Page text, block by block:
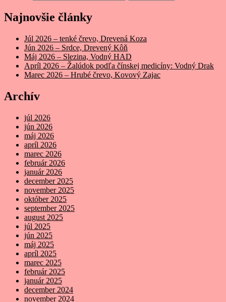
Najnovšie články
Júl 2026 – tenké črevo, Drevená Koza
Jún 2026 – Srdce, Drevený Kôň
Máj 2026 – Slezina, Vodný HAD
Apríl 2026 – Žalúdok podľa čínskej medicíny: Vodný Drak
Marec 2026 – Hrubé črevo, Kovový Zajac
Archív
júl 2026
jún 2026
máj 2026
apríl 2026
marec 2026
február 2026
január 2026
december 2025
november 2025
október 2025
september 2025
august 2025
júl 2025
jún 2025
máj 2025
apríl 2025
marec 2025
február 2025
január 2025
december 2024
november 2024